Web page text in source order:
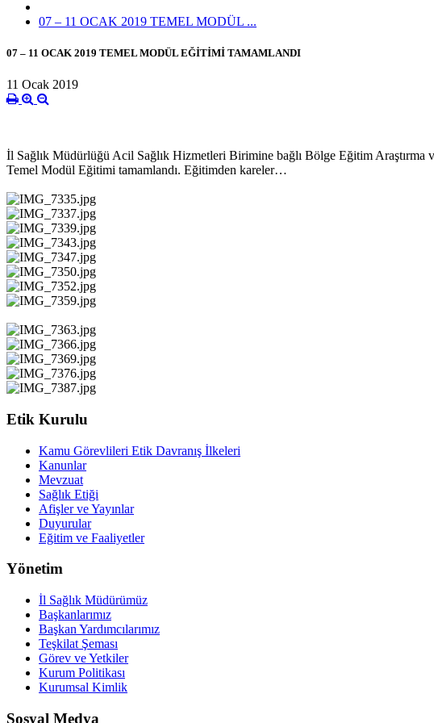
07 – 11 OCAK 2019 TEMEL MODÜL ...
07 – 11 OCAK 2019 TEMEL MODÜL EĞİTİMİ TAMAMLANDI
11 Ocak 2019
İl Sağlık Müdürlüğü Acil Sağlık Hizmetleri Birimine bağlı Bölge Eğitim Araştırma
Temel Modül Eğitimi tamamlandı. Eğitimden kareler…
Etik Kurulu
Kamu Görevlileri Etik Davranış İlkeleri
Kanunlar
Mevzuat
Sağlık Etiği
Afişler ve Yayınlar
Duyurular
Eğitim ve Faaliyetler
Yönetim
İl Sağlık Müdürümüz
Başkanlarımız
Başkan Yardımcılarımız
Teşkilat Şeması
Görev ve Yetkiler
Kurum Politikası
Kurumsal Kimlik
Sosyal Medya